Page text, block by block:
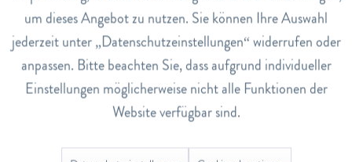
7640106950163
Lagerbestand
Bewertungen lesen, schreiben und diskutieren...
um dieses Angebot zu nutzen. Sie können Ihre Auswahl
jederzeit unter „Datenschutzeinstellungen“ widerrufen oder
anpassen. Bitte beachten Sie, dass aufgrund individueller
Einstellungen möglicherweise nicht alle Funktionen der
Website verfügbar sind.